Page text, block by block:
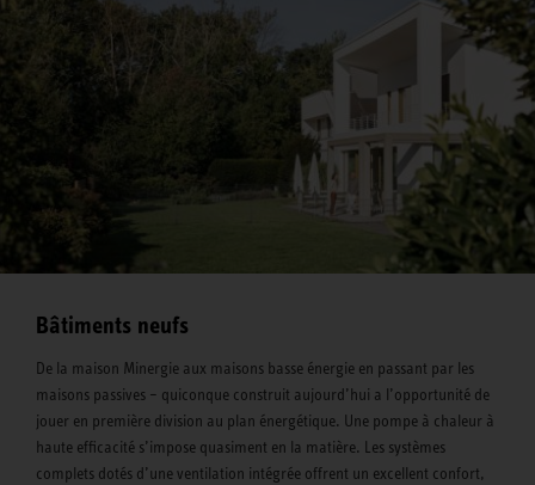
Bâtiments neufs
De la maison Minergie aux maisons basse énergie en passant par les
maisons passives – quiconque construit aujourd’hui a l’opportunité de
jouer en première division au plan énergétique. Une pompe à chaleur à
haute efficacité s’impose quasiment en la matière. Les systèmes
complets dotés d’une ventilation intégrée offrent un excellent confort,